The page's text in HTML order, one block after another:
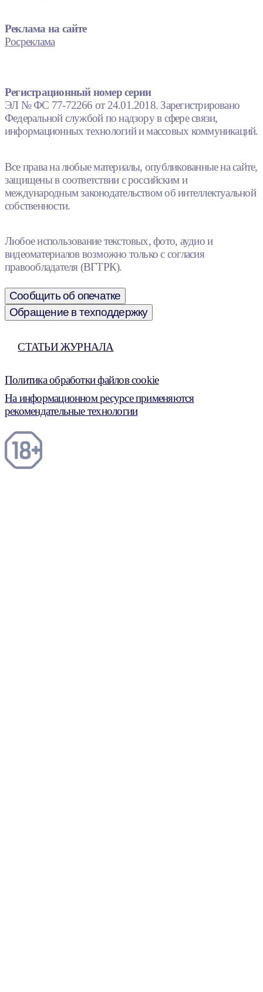
Реклама на сайте
Росреклама
Регистрационный номер серии
ЭЛ № ФС 77-72266 от 24.01.2018. Зарегистрировано
Федеральной службой по надзору в сфере связи,
информационных технологий и массовых коммуникаций.
Все права на любые материалы, опубликованные на сайте,
защищены в соответствии с российским и
международным законодательством об интеллектуальной
собственности.
Любое использование текстовых, фото, аудио и
видеоматериалов возможно только с согласия
правообладателя (ВГТРК).
Сообщить об опечатке
Обращение в техподдержку
СТАТЬИ ЖУРНАЛА
Политика обработки файлов cookie
На информационном ресурсе применяются
рекомендательные технологии